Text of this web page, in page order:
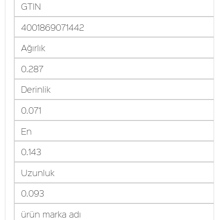
GTIN
4001869071442
Ağırlık
0.287
Derinlik
0.071
En
0.143
Uzunluk
0.093
ürün marka adı